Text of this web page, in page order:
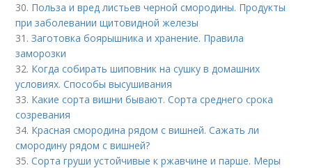
30. Польза и вред листьев черной смородины. Продукты
при заболевании щитовидной железы
31.Заготовка боярышника и хранение. Правила
заморозки
32. Когда собирать шиповник на сушку в домашних
условиях. Способы высушивания
33. Какие сорта вишни бывают. Сорта среднего срока
созревания
34. Красная смородина рядом с вишней. Сажать ли
смородину рядом с вишней?
35.Сорта груши устойчивые к ржавчине и парше. Меры